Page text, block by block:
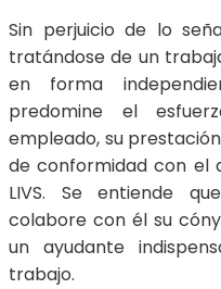
Sin perjuicio de lo
tratándose de un
en forma
predomine el
empleado, su
de conformidad con el
LIVS. Se entiende
colabore con él su
un ayudante
trabajo.